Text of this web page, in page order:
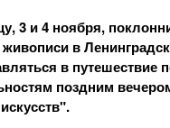
3 и 4 ноября,
в
в путешествие
поздним